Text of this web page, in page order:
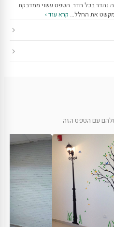
נהדר בכל חדר. הטפט עשוי ממדבקת
ומקשט את החלל… קרא עוד ›
עם הטפט הזה